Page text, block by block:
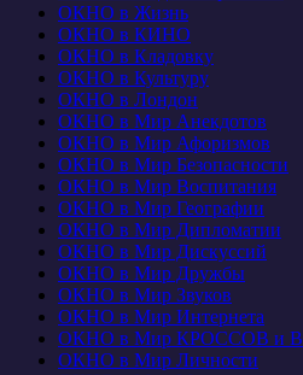
ОКНО в Жизнь
ОКНО в КИНО
ОКНО в Кладовку
ОКНО в Культуру
ОКНО в Лондон
ОКНО в Мир Анекдотов
ОКНО в Мир Афоризмов
ОКНО в Мир Безопасности
ОКНО в Мир Воспитания
ОКНО в Мир Географии
ОКНО в Мир Дипломатии
ОКНО в Мир Дискуссий
ОКНО в Мир Дружбы
ОКНО в Мир Звуков
ОКНО в Мир Интернета
ОКНО в Мир КРОССОВ и
ОКНО в Мир Личности